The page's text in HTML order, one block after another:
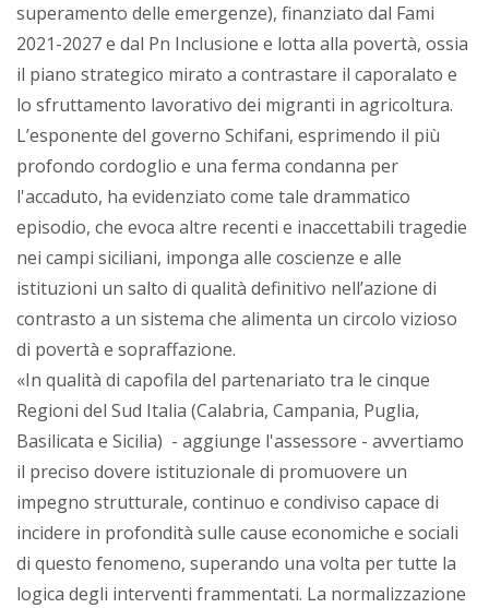
superamento delle emergenze), finanziato dal Fami
2021-2027 e dal Pn Inclusione e lotta alla povertà, ossia
il piano strategico mirato a contrastare il caporalato e
lo sfruttamento lavorativo dei migranti in agricoltura.
L’esponente del governo Schifani, esprimendo il più
profondo cordoglio e una ferma condanna per
l'accaduto, ha evidenziato come tale drammatico
episodio, che evoca altre recenti e inaccettabili tragedie
nei campi siciliani, imponga alle coscienze e alle
istituzioni un salto di qualità definitivo nell’azione di
contrasto a un sistema che alimenta un circolo vizioso
di povertà e sopraffazione.
«In qualità di capofila del partenariato tra le cinque
Regioni del Sud Italia (Calabria, Campania, Puglia,
Basilicata e Sicilia) - aggiunge l'assessore - avvertiamo
il preciso dovere istituzionale di promuovere un
impegno strutturale, continuo e condiviso capace di
incidere in profondità sulle cause economiche e sociali
di questo fenomeno, superando una volta per tutte la
logica degli interventi frammentati. La normalizzazione